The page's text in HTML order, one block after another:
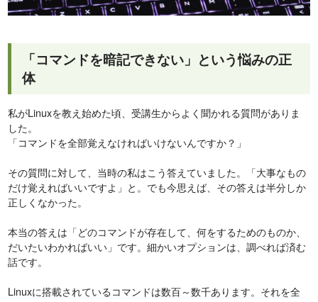
「コマンドを暗記できない」という悩みの正
体
私がLinuxを教え始めた頃、受講生からよく聞かれる質問がありま
した。
「コマンドを全部覚えなければいけないんですか？」
その質問に対して、当時の私はこう答えていました。「大事なもの
だけ覚えればいいですよ」と。でも今思えば、その答えは半分しか
正しくなかった。
本当の答えは「どのコマンドが存在して、何をするためのものか、
だいたいわかればいい」です。細かいオプションは、調べれば済む
話です。
Linuxに搭載されているコマンドは数百～数千あります。それを全